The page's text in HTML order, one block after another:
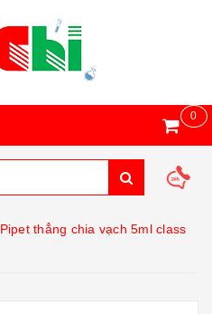
0
Pipet thẳng chia vạch 5ml class